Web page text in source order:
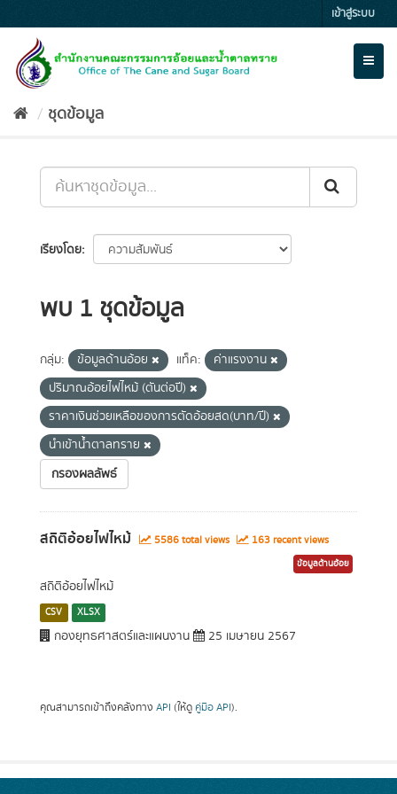
to
content
เข้าสู่ระบบ
ชุดข้อมูล
เรียงโดย
พบ 1 ชุดข้อมูล
กลุ่ม: ข้อมูลด้านอ้อย แท็ค:
ค่าแรงงาน
ปริมาณอ้อยไฟไหม้ (ตันต่อปี)
ราคาเงินช่วยเหลือของการตัดอ้อยสด(บาท/ปี)
นำเข้าน้ำตาลทราย
กรองผลลัพธ์
สถิติอ้อยไฟไหม้ 5586 total views 163 recent views
ข้อมูลด้านอ้อย
สถิติอ้อยไฟไหม้
CSV XLSX
กองยุทธศาสตร์และแผนงาน 25 เมษายน 2567
คุณสามารถเข้าถึงคลังทาง API (ให้ดู คู่มือ API).